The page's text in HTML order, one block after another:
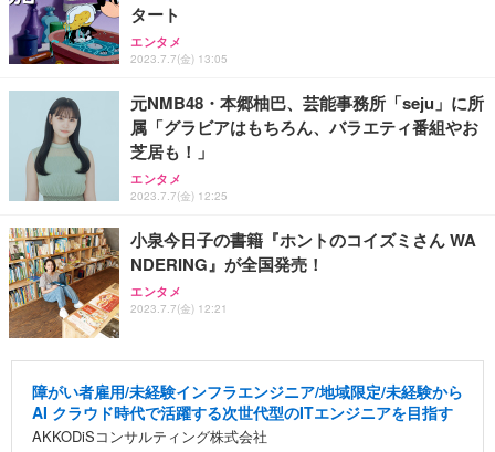
タート
エンタメ
2023.7.7(金) 13:05
元NMB48・本郷柚巴、芸能事務所「seju」に所
属「グラビアはもちろん、バラエティ番組やお
芝居も！」
エンタメ
2023.7.7(金) 12:25
小泉今日子の書籍『ホントのコイズミさん WA
NDERING』が全国発売！
エンタメ
2023.7.7(金) 12:21
障がい者雇用/未経験インフラエンジニア/地域限定/未経験から
AI クラウド時代で活躍する次世代型のITエンジニアを目指す
AKKODiSコンサルティング株式会社